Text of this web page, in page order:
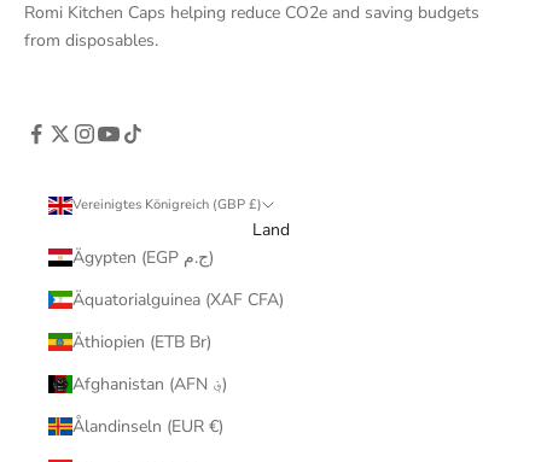
Romi Kitchen Caps helping reduce CO2e and saving budgets
from disposables.
Vereinigtes Königreich (GBP £)
Land
Ägypten (EGP ج.م)
Äquatorialguinea (XAF CFA)
Äthiopien (ETB Br)
Afghanistan (AFN ؋)
Ålandinseln (EUR €)